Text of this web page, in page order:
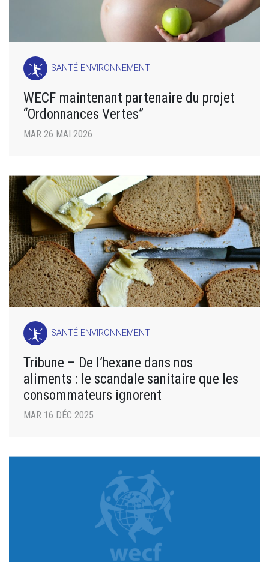
SANTÉ-ENVIRONNEMENT
WECF maintenant partenaire du projet
“Ordonnances Vertes”
MAR 26 MAI 2026
SANTÉ-ENVIRONNEMENT
Tribune – De l’hexane dans nos
aliments : le scandale sanitaire que les
consommateurs ignorent
MAR 16 DÉC 2025